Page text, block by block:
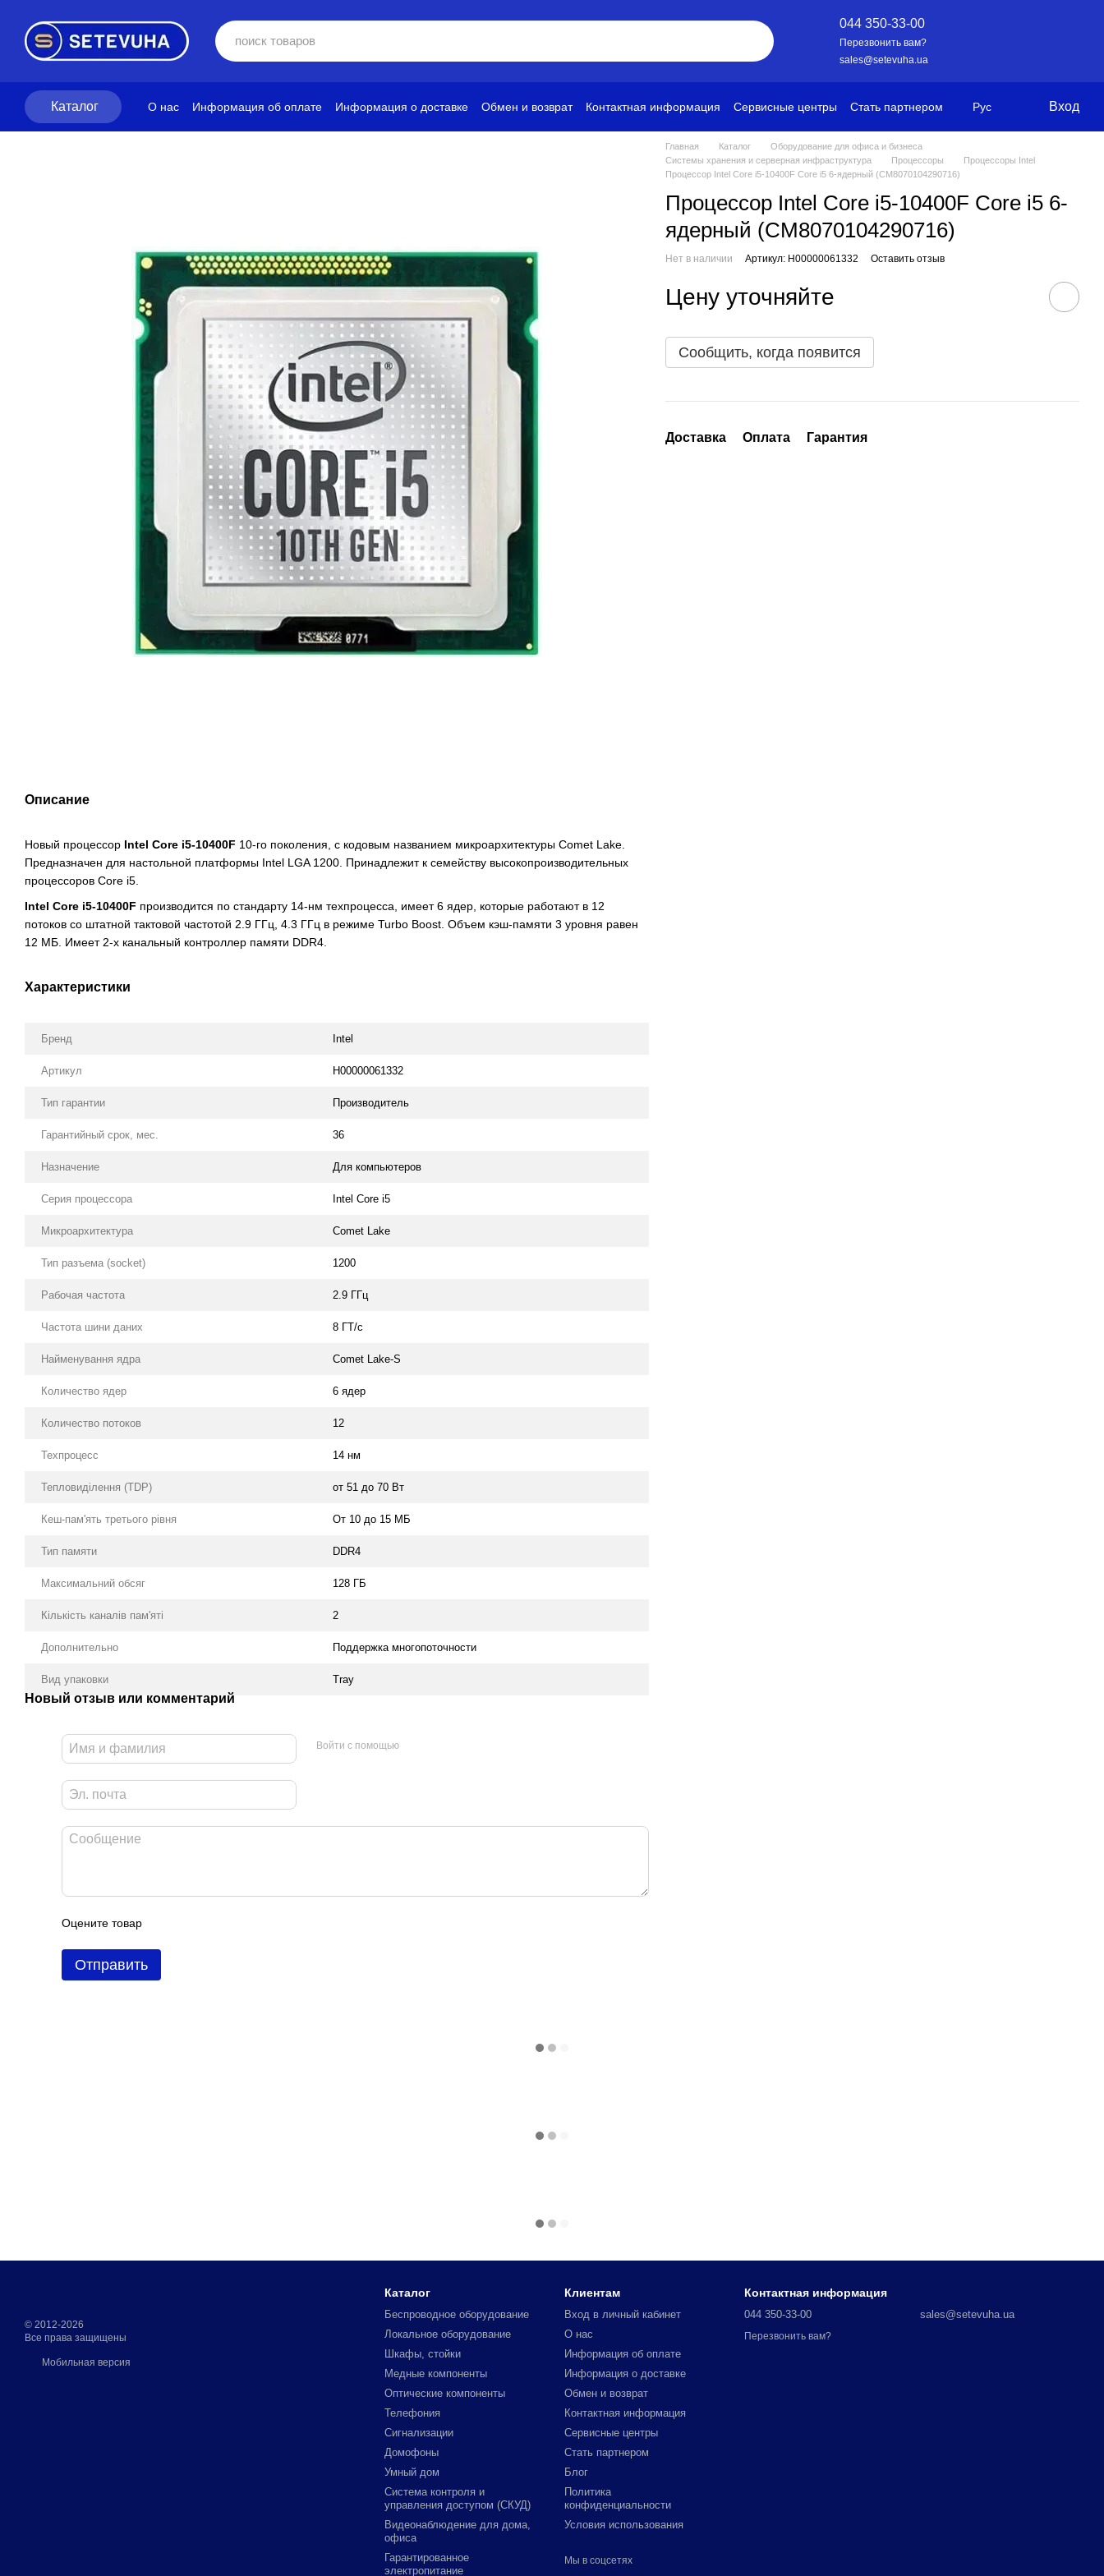
044 350-33-00
Перезвонить вам?
sales@setevuha.ua
Каталог О нас Информация об оплате Информация о доставке Обмен и возврат Контактная информация Сервисные центры
Стать партнером
Рус Вход
Описание
Новый процессор Intel Core i5-10400F 10-го поколения, с кодовым названием микроархитектуры Comet Lake.
Предназначен для настольной платформы Intel LGA 1200. Принадлежит к семейству высокопроизводительных
процессоров Core i5.
Intel Core i5-10400F производится по стандарту 14-нм техпроцесса, имеет 6 ядер, которые работают в 12
потоков со штатной тактовой частотой 2.9 ГГц, 4.3 ГГц в режиме Turbo Boost. Объем кэш-памяти 3 уровня равен
12 МБ. Имеет 2-х канальный контроллер памяти DDR4.
Характеристики
Бренд Intel
Артикул H00000061332
Тип гарантии Производитель
Гарантийный срок, мес. 36
Назначение Для компьютеров
Серия процессора Intel Core i5
Микроархитектура Comet Lake
Тип разъема (socket) 1200
Рабочая частота 2.9 ГГц
Частота шини даних 8 ГТ/с
Найменування ядра Comet Lake-S
Количество ядер 6 ядер
Количество потоков 12
Техпроцесс 14 нм
Тепловиділення (TDP) от 51 до 70 Вт
Кеш-пам'ять третього рівня От 10 до 15 МБ
Тип памяти DDR4
Максимальний обсяг 128 ГБ
Кількість каналів пам'яті 2
Дополнительно Поддержка многопоточности
Вид упаковки Tray
Новый отзыв или комментарий
Войти с помощью
Оцените товар
Отправить
Главная Каталог
Оборудование для офиса и бизнеса
Системы хранения и серверная инфраструктура
Процессоры
Процессоры Intel
Процессор Intel Core i5-10400F Core i5 6-ядерный (CM8070104290716)
Процессор Intel Core i5-10400F Core i5 6-
ядерный (CM8070104290716)
Нет в наличии Артикул: H00000061332 Оставить отзыв
Цену уточняйте
Сообщить, когда появится
Доставка Оплата Гарантия
© 2012-2026
Все права защищены
Мобильная версия
Каталог
Беспроводное оборудование
Локальное оборудование
Шкафы, стойки
Медные компоненты
Оптические компоненты
Телефония
Сигнализации
Домофоны
Умный дом
Система контроля и
управления доступом (СКУД)
Видеонаблюдение для дома,
офиса
Гарантированное
электропитание
Клиентам
Вход в личный кабинет
О нас
Информация об оплате
Информация о доставке
Обмен и возврат
Контактная информация
Сервисные центры
Стать партнером
Блог
Политика
конфиденциальности
Условия использования
Мы в соцсетях
Контактная информация
044 350-33-00
Перезвонить вам?
sales@setevuha.ua